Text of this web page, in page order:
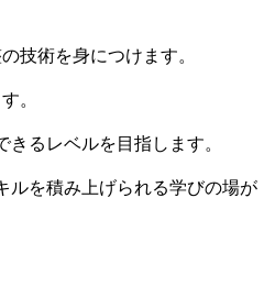
技術を身につけます。
。
るレベルを目指します。
ルを積み上げられる学びの場が